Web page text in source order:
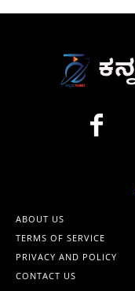
ABOUT US
TERMS OF SERVICE
PRIVACY AND POLICY
CONTACT US